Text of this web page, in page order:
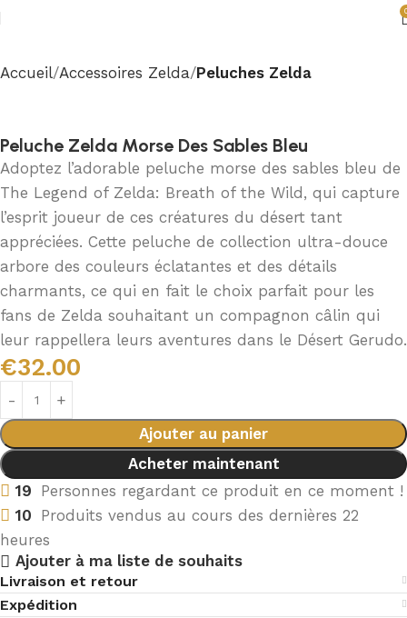
Accueil Accessoires Zelda Peluches Zelda
Peluche Zelda Morse Des Sables Bleu
Adoptez l’adorable peluche morse des sables bleu de
The Legend of Zelda: Breath of the Wild, qui capture
l’esprit joueur de ces créatures du désert tant
appréciées. Cette peluche de collection ultra-douce
arbore des couleurs éclatantes et des détails
charmants, ce qui en fait le choix parfait pour les
fans de Zelda souhaitant un compagnon câlin qui
leur rappellera leurs aventures dans le Désert Gerudo.
€32.00
Ajouter au panier
Acheter maintenant
19 Personnes regardant ce produit en ce moment !
10 Produits vendus au cours des dernières 22
heures
Ajouter à ma liste de souhaits
Livraison et retour
Expédition